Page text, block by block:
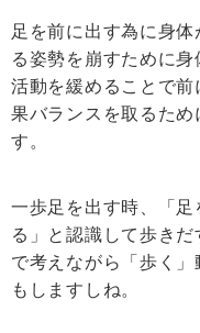
足を前に出す為に身
る姿勢を崩すために
活動を緩めることで
果バランスを取るた
す。
一歩足を出す時、「
る」と認識して歩き
で考えながら「歩く
もしますしね。